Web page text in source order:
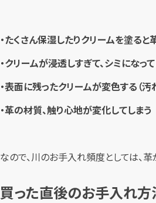
・たくさん保湿したりクリームを塗る
・クリームが浸透しすぎて、シミになっ
・表面に残ったクリームが変色する（
・革の材質、触り心地が変化してしまう
なので、川のお手入れ頻度としては、
買った直後のお手入れ方